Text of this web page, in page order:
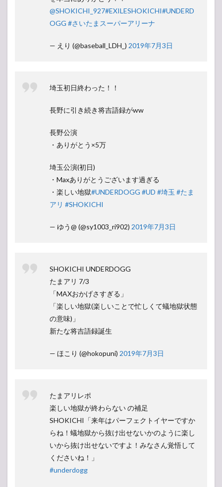
@SHOKICHI_927#EXILESHOKICHI#UNDERD
OGG #さいたまスーパーアリーナ
— えり (@baseball_LDH_) 2019年7月3日
埼玉初日終わった！！
長野に引き続き将吉語録がww
長野公演
・ありがとう×5万
埼玉公演(初日)
・Maxありがとうございます過ぎる
・楽しい地獄#UNDERDOGG #UD #埼玉 #たま
アリ #SHOKICHI
— ゆう@ (@sy1003_ri902) 2019年7月3日
SHOKICHI UNDERDOGG
たまアリ 7/3
「MAXおかげさすぎる」
「楽しい地獄(楽しいことで忙しくて蟻地獄状態
の意味)」
新たな将吉語録誕生
— ほこり (@hokopuni) 2019年7月3日
たまアリレポ
楽しい地獄が終わらない の補足
SHOKICHI「来年はパーフェクトイヤーですか
らね！蟻地獄から抜け出せないかのように楽し
いから抜け出せないですよ！みなさん覚悟して
くださいね！」
#underdogg